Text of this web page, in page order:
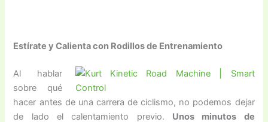
Estírate y Calienta con Rodillos de Entrenamiento
Al hablar
sobre qué
hacer antes de una carrera de ciclismo, no podemos dejar
de lado el calentamiento previo. Unos minutos de